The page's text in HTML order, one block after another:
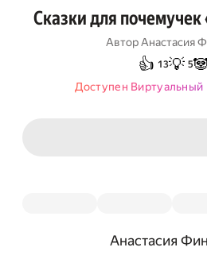
Сказки для
АвторАнастасия
👍 13💡 5
Доступен Виртуальный
Анастасия